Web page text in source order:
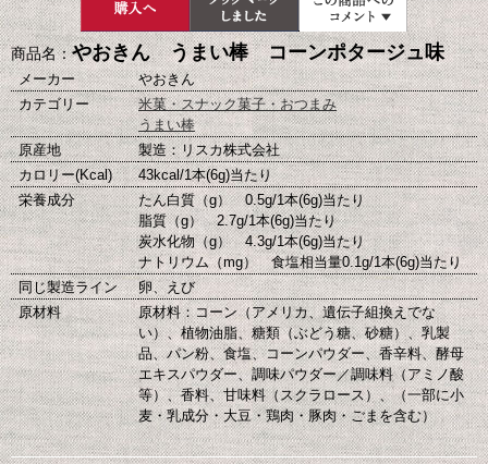
商品名：やおきん うまい棒 コーンポタージュ味
メーカー
やおきん
カテゴリー
米菓・スナック菓子・おつまみ
うまい棒
原産地
製造：リスカ株式会社
カロリー(Kcal)
43kcal/1本(6g)当たり
栄養成分
たん白質（g） 0.5g/1本(6g)当たり
脂質（g） 2.7g/1本(6g)当たり
炭水化物（g） 4.3g/1本(6g)当たり
ナトリウム（mg） 食塩相当量0.1g/1本(6g)当たり
同じ製造ライン
卵、えび
原材料
原材料：コーン（アメリカ、遺伝子組換えでな
い）、植物油脂、糖類（ぶどう糖、砂糖）、乳製
品、パン粉、食塩、コーンパウダー、香辛料、酵母
エキスパウダー、調味パウダー／調味料（アミノ酸
等）、香料、甘味料（スクラロース）、（一部に小
麦・乳成分・大豆・鶏肉・豚肉・ごまを含む）